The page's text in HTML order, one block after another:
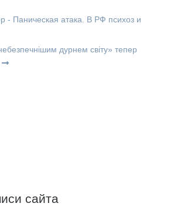
- Паническая атака. В РФ психоз и
дурнем світу» тепер
сайта